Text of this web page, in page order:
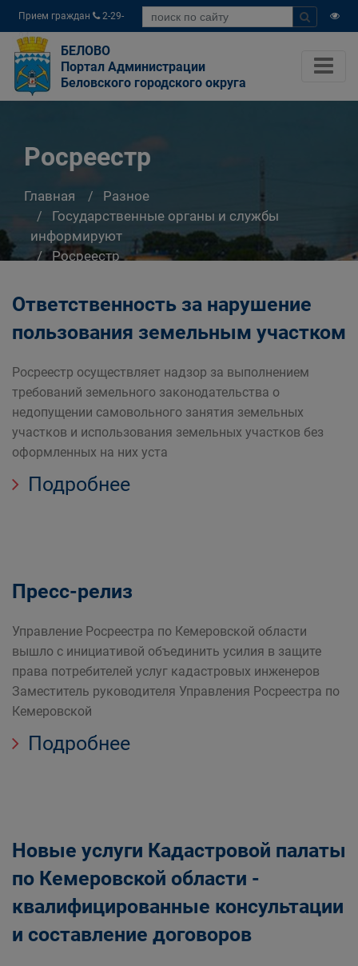
Прием граждан
2-29-
04
БЕЛОВО
Портал Администрации
Беловского городского округа
Росреестр
Главная
Разное
Государственные органы и службы
информируют
Росреестр
Ответственность за нарушение
пользования земельным участком
Росреестр осуществляет надзор за выполнением
требований земельного законодательства о
недопущении самовольного занятия земельных
участков и использования земельных участков без
оформленных на них уста
Подробнее
Пресс-релиз
Управление Росреестра по Кемеровской области
вышло с инициативой объединить усилия в защите
права потребителей услуг кадастровых инженеров
Заместитель руководителя Управления Росреестра по
Кемеровской
Подробнее
Новые услуги Кадастровой палаты
по Кемеровской области -
квалифицированные консультации
и составление договоров